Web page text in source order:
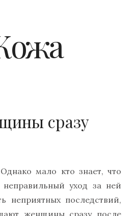
сразу
мало кто знает, что
уход за ней
неприятных последствий,
женщины сразу после